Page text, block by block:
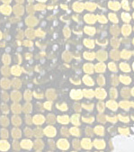
23
Доставка
Доставка
Букет